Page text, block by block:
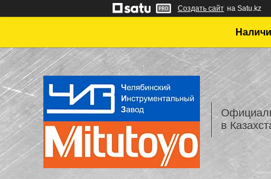
Создать сайт на Satu.kz
в